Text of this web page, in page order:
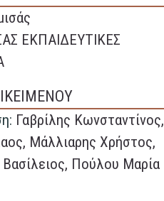
ΕΚΠΑΙΔΕΥΤΙΚΕΣ
Γαβρίλης Κωνσταντίνος,
Μάλλιαρης Χρήστος,
Πούλου Μαρία